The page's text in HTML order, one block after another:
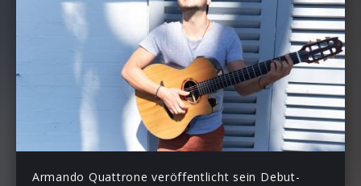
Armando Quattrone veröffentlicht sein Debut-